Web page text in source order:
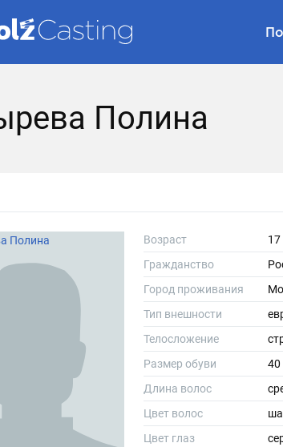
Полина
Возраст
17
Гражданство
Город проживания
Тип внешности
Телосложение
Размер обуви
40
Длина волос
Цвет волос
Цвет глаз